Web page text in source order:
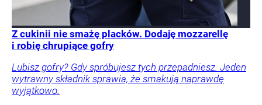
Z cukinii nie smażę placków. Dodaję mozzarellę
i robię chrupiące gofry
Lubisz gofry? Gdy spróbujesz tych przepadniesz. Jeden
wytrawny składnik sprawia, że smakują naprawdę
wyjątkowo.